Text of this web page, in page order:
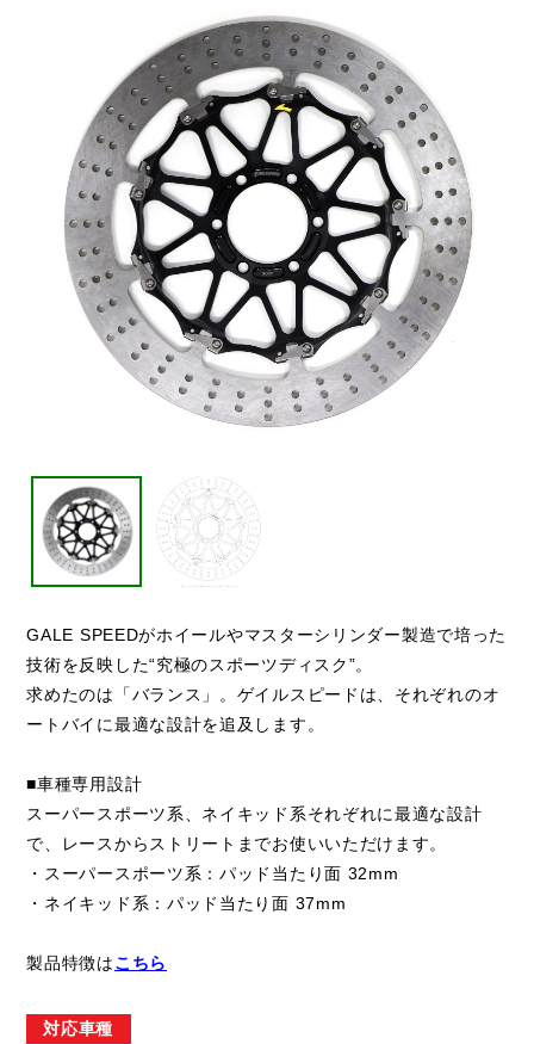
GALE SPEEDがホイールやマスターシリンダー製造で培った
技術を反映した“究極のスポーツディスク”。
求めたのは「バランス」。ゲイルスピードは、それぞれのオ
ートバイに最適な設計を追及します。
■車種専用設計
スーパースポーツ系、ネイキッド系それぞれに最適な設計
で、レースからストリートまでお使いいただけます。
・スーパースポーツ系：パッド当たり面 32mm
・ネイキッド系：パッド当たり面 37mm
製品特徴はこちら
対応車種